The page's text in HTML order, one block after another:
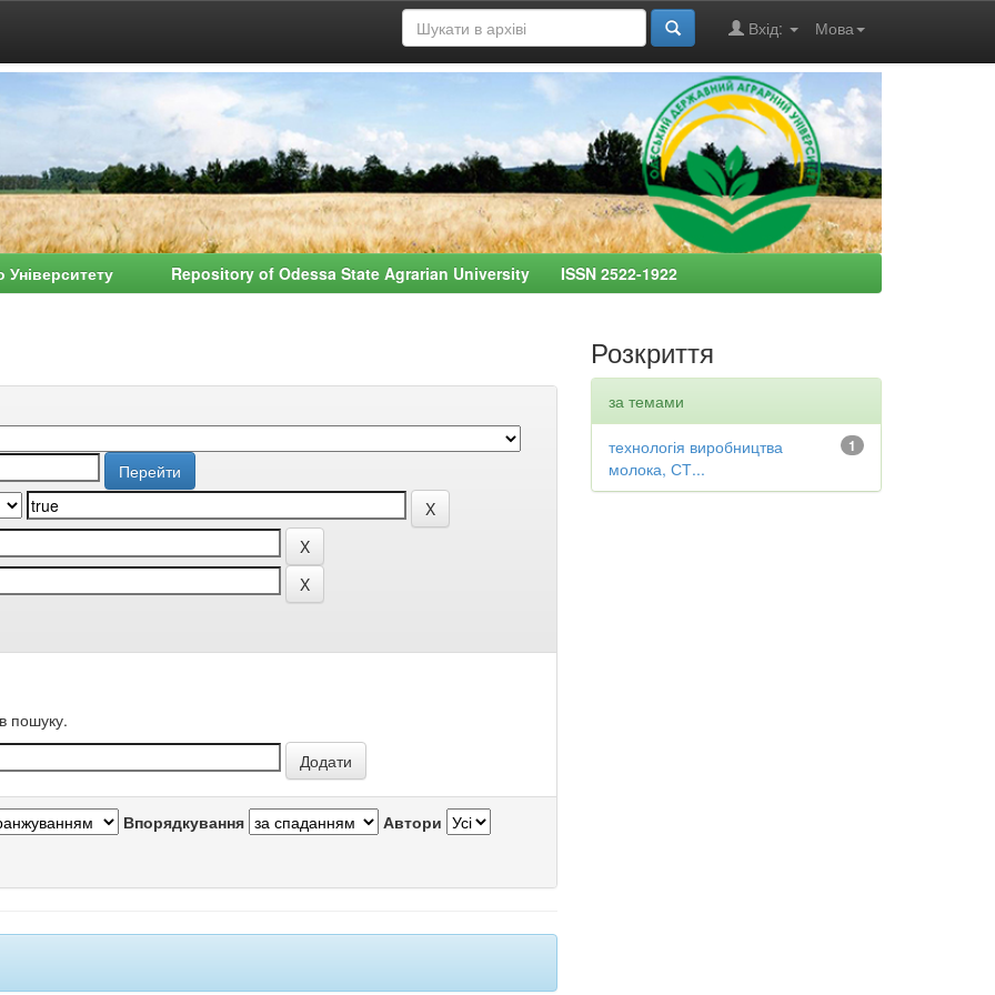
Мова
Вхід:
Університету Repository of Odessa State Agrarian University ISSN 2522-1922
пошуку.
Впорядкування Автори
Розкриття
за темами
1
технологія виробництва
молока, СТ...